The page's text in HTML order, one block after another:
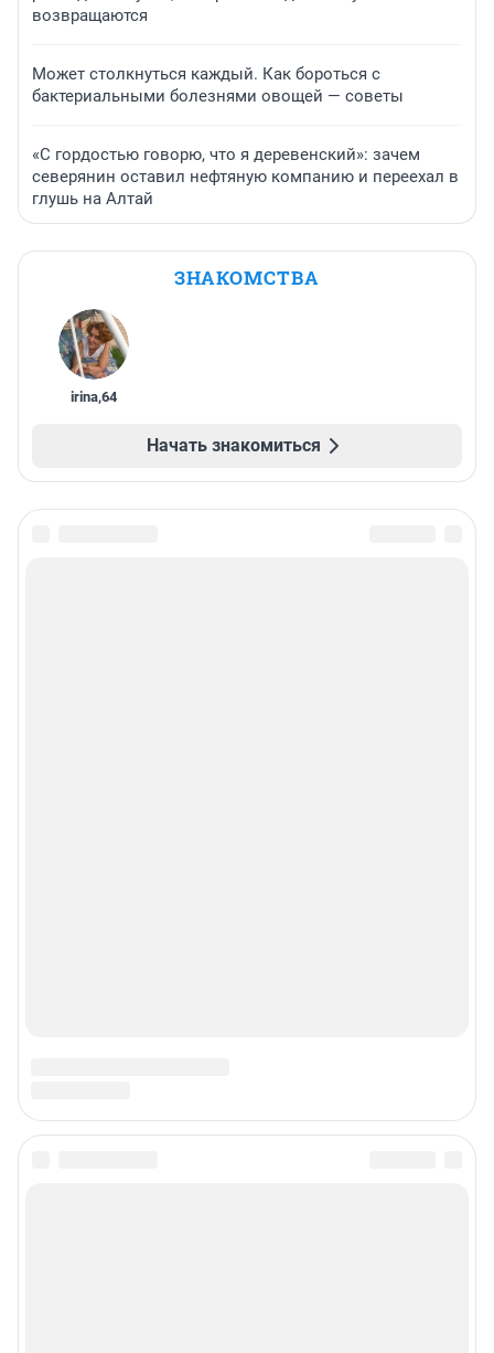
возвращаются
Может столкнуться каждый. Как бороться с
бактериальными болезнями овощей — советы
«С гордостью говорю, что я деревенский»: зачем
северянин оставил нефтяную компанию и переехал в
глушь на Алтай
ЗНАКОМСТВА
irina,64
Начать знакомиться